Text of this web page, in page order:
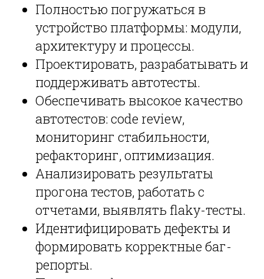
Полностью погружаться в
устройство платформы: модули,
архитектуру и процессы.
Проектировать, разрабатывать и
поддерживать автотесты.
Обеспечивать высокое качество
автотестов: code review,
мониторинг стабильности,
рефакторинг, оптимизация.
Анализировать результаты
прогона тестов, работать с
отчетами, выявлять flaky-тесты.
Идентифицировать дефекты и
формировать корректные баг-
репорты.